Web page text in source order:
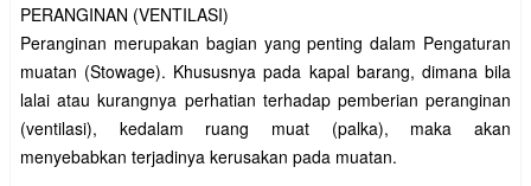
PERANGINAN (VENTILASI)
Peranginan merupakan bagian yang penting dalam Pengaturan
muatan (Stowage). Khususnya pada kapal barang, dimana bila
lalai atau kurangnya perhatian terhadap pemberian peranginan
(ventilasi), kedalam ruang muat (palka), maka akan
menyebabkan terjadinya kerusakan pada muatan.